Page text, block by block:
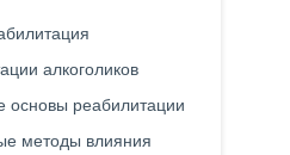
алкоголиков
основы реабилитации
методы влияния